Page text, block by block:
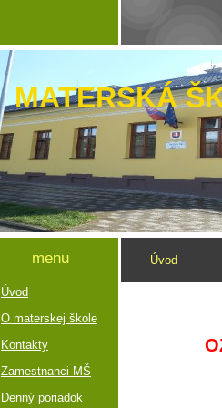
MATERSKÁ
Úvod
menu
Úvod
O materskej škole
Kontakty
Zamestnanci MŠ
Denný poriadok